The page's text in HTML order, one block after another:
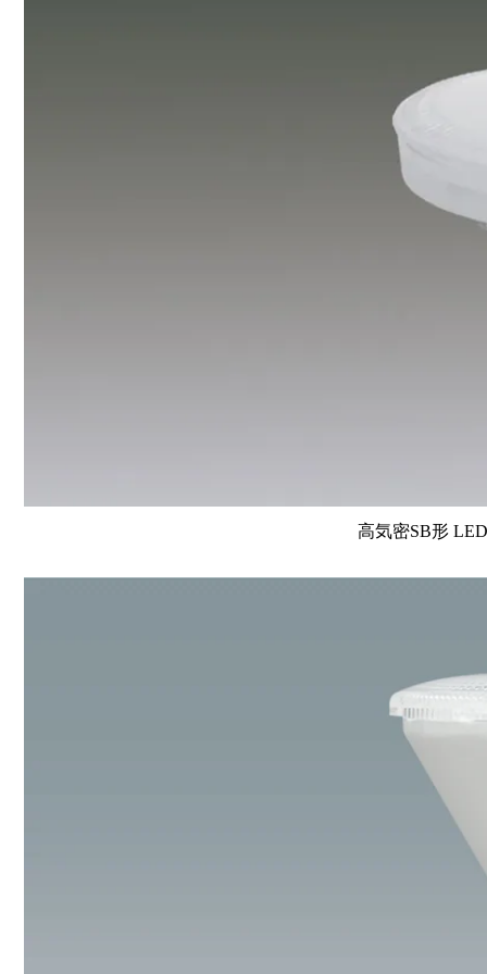
高気密SB形